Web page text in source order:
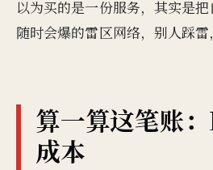
以为买的是一份服务，其实是
随时会爆的雷区网络，别人踩雷
算一算这笔账
成本